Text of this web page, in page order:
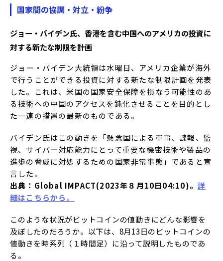
国家間の協調・対立・紛争
ジョー・バイデン氏、香港を含む中国へのアメリカの投資に
対する新たな制限を計画
ジョー・バイデン大統領は水曜日、アメリカ企業が海外
で行うことができる投資に対する新たな制限計画を発表
した。これは、米国の国家安全保障を損なう可能性のあ
る技術への中国のアクセスを鈍化させることを目的とし
た一連の措置の最新のものである。
バイデン氏はこの動きを「懸念国による軍事、諜報、監
視、サイバー対応能力にとって重要な機密技術や製品の
進歩の脅威に対処するための国家非常事態」であると宣
言した。
出典：Global IMPACT(2023年８月10日04:10)。 詳
細はこちらから。
このような状況がビットコインの値動きにどんな影響を
及ぼしたのだろうか。以下は、8月13日のビットコインの
値動きを時系列（１時間足）に沿って説明したものであ
る。